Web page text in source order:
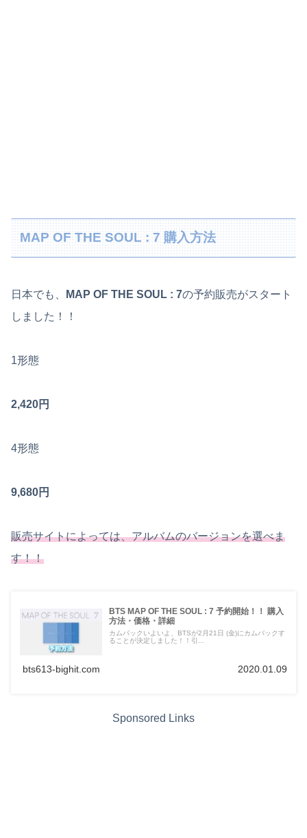
MAP OF THE SOUL : 7 購入方法
日本でも、 MAP OF THE SOUL : 7の予約販売がスタート
しました！！
1形態
2,420円
4形態
9,680円
販売サイトによっては、アルバムのバージョンを選べま
す！！
BTS MAP OF THE SOUL : 7 予約開始！！ 購入
方法・価格・詳細
カムバックいよいよ、BTSが2月21日 (金)にカムバックす
ることが決定しました！！引...
bts613-bighit.com 2020.01.09
Sponsored Links